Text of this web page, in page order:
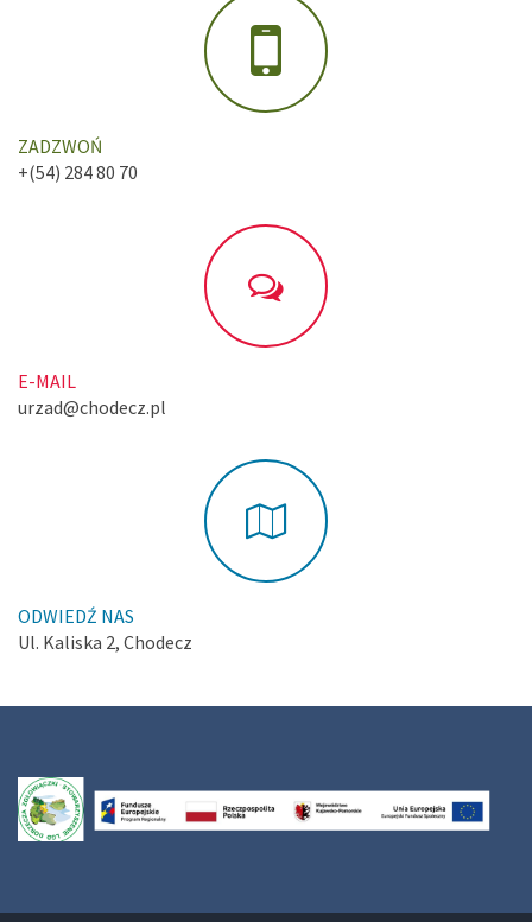
ZADZWOŃ
+(54) 284 80 70
E-MAIL
urzad@chodecz.pl
ODWIEDŹ NAS
Ul. Kaliska 2, Chodecz